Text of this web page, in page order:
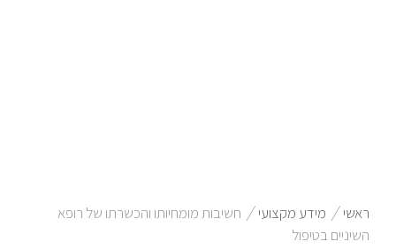
ראשי / מידע מקצועי / חשיבות מומחיותו והכשרתו של רופא
השיניים בטיפול